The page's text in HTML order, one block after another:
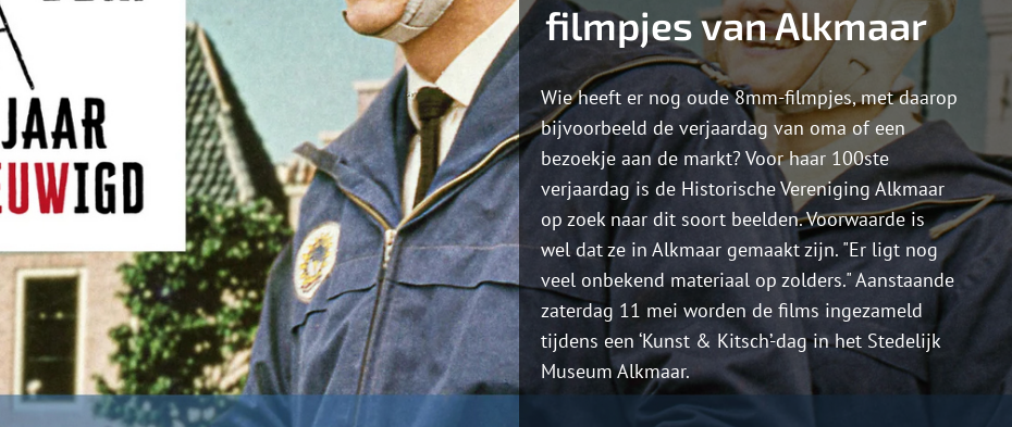
filmpjes van Alkmaar
Wie heeft er nog oude 8mm-filmpjes, met daarop
bijvoorbeeld de verjaardag van oma of een
bezoekje aan de markt? Voor haar 100ste
verjaardag is de Historische Vereniging Alkmaar
op zoek naar dit soort beelden. Voorwaarde is
wel dat ze in Alkmaar gemaakt zijn. "Er ligt nog
veel onbekend materiaal op zolders." Aanstaande
zaterdag 11 mei worden de films ingezameld
tijdens een ‘Kunst & Kitsch’-dag in het Stedelijk
Museum Alkmaar.